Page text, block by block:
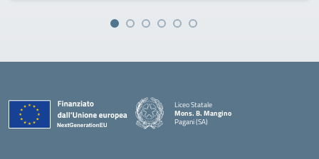
Liceo Statale
Mons. B. Mangino
Pagani (SA)
— Visita la pagina iniziale della scuola